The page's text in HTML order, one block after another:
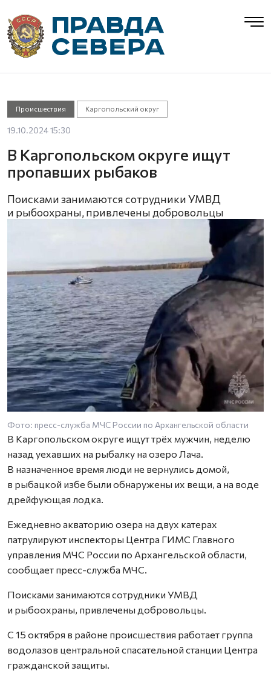
Происшествия Каргопольский округ
19.10.2024 15:30
В Каргопольском округе ищут
пропавших рыбаков
Поисками занимаются сотрудники УМВД
и рыбоохраны, привлечены добровольцы
Фото: пресс-служба МЧС России по Архангельской области
В Каргопольском округе ищут трёх мужчин, неделю
назад уехавших на рыбалку на озеро Лача.
В назначенное время люди не вернулись домой,
в рыбацкой избе были обнаружены их вещи, а на воде
дрейфующая лодка.
Ежедневно акваторию озера на двух катерах
патрулируют инспекторы Центра ГИМС Главного
управления МЧС России по Архангельской области,
сообщает пресс-служба МЧС.
Поисками занимаются сотрудники УМВД
и рыбоохраны, привлечены добровольцы.
С 15 октября в районе происшествия работает группа
водолазов центральной спасательной станции Центра
гражданской защиты.